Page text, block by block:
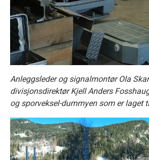
Anleggsleder og signalmontør Ola
divisjonsdirektør Kjell Anders
og sporveksel-dummyen som er laget